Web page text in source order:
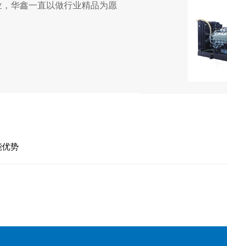
火车
华鑫一直以做行业精品为愿
优势